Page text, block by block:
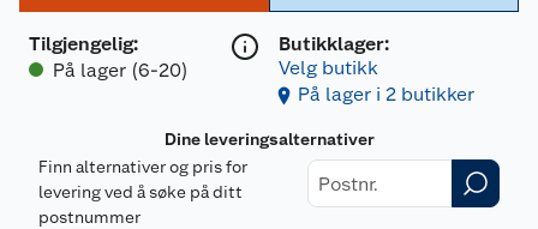
Tilgjengelig:
På lager (6-20)
Butikklager:
Velg butikk
På lager i 2 butikker
Dine leveringsalternativer
Finn alternativer og pris for
levering ved å søke på ditt
postnummer